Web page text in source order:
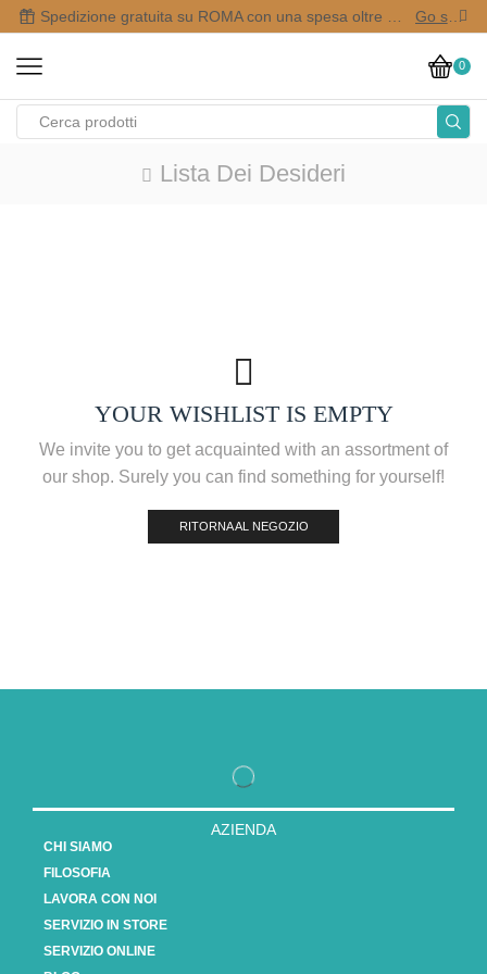
Go shop
0
Lista Dei Desideri
YOUR WISHLIST IS EMPTY
We invite you to get acquainted with an assortment of
our shop. Surely you can find something for yourself!
RITORNA AL NEGOZIO
AZIENDA
CHI SIAMO
FILOSOFIA
LAVORA CON NOI
SERVIZIO IN STORE
SERVIZIO ONLINE